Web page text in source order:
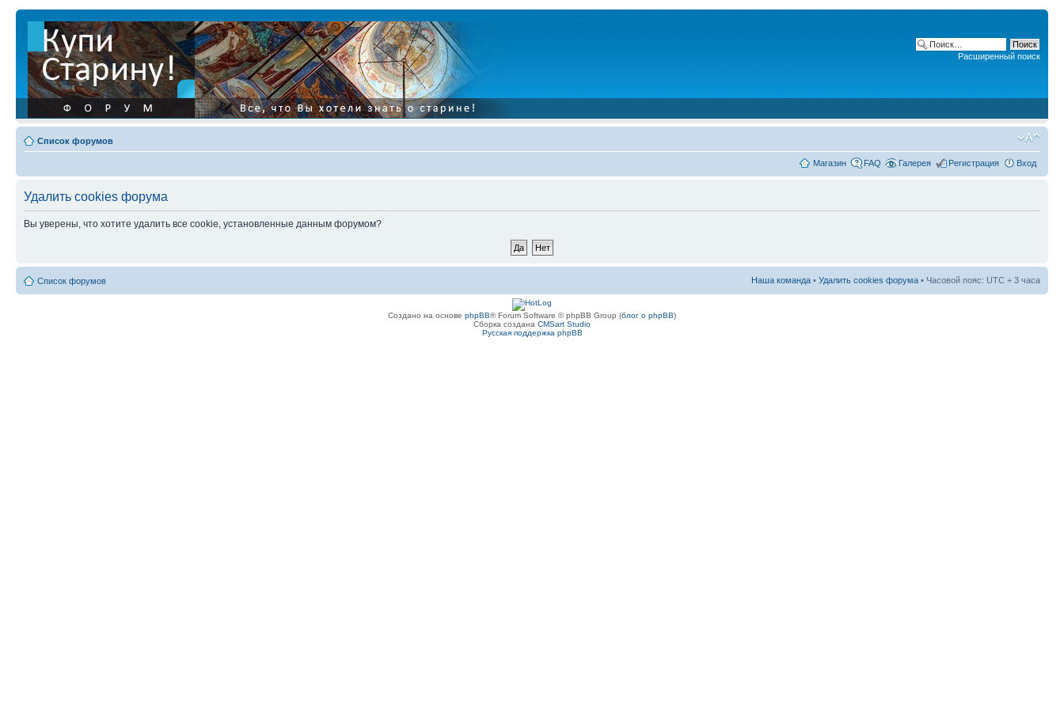
Расширенный поиск
Список форумов
Магазин FAQ Галерея Регистрация Вход
Удалить cookies форума
Вы уверены, что хотите удалить все cookie, установленные данным форумом?
Список форумов Наша команда • Удалить cookies форума • Часовой пояс: UTC + 3 часа
Создано на основе phpBB® Forum Software © phpBB Group (блог о phpBB)
Сборка создана CMSart Studio
Русская поддержка phpBB